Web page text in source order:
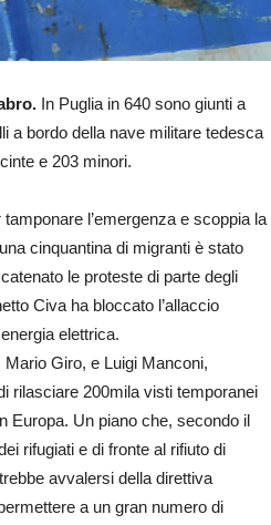
In Puglia in 640 sono giunti a
a bordo della nave militare tedesca
e 203 minori.
tamponare l’emergenza e scoppia la
cinquantina di migranti è stato
le proteste di parte degli
Civa ha bloccato l’allaccio
elettrica.
Giro, e Luigi Manconi,
rilasciare 200mila visti temporanei
Europa. Un piano che, secondo il
rifugiati e di fronte al rifiuto di
avvalersi della direttiva
a un gran numero di